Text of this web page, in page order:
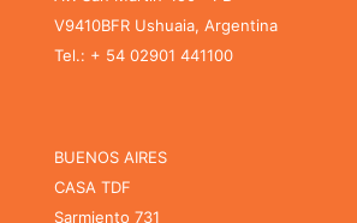
V9410BFR Ushuaia, Argentina
Tel.: + 54 02901 441100
BUENOS AIRES
CASA TDF
Sarmiento 731